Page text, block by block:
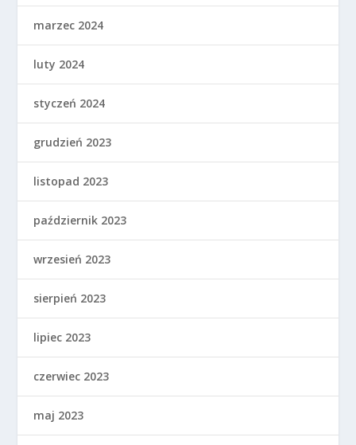
marzec 2024
luty 2024
styczeń 2024
grudzień 2023
listopad 2023
październik 2023
wrzesień 2023
sierpień 2023
lipiec 2023
czerwiec 2023
maj 2023